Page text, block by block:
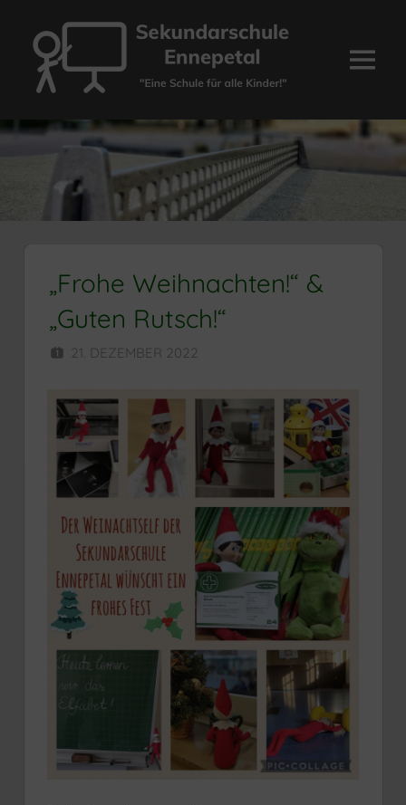
Inhalt
springen
Sekundarschule
Ennepetal
Menü
„Frohe Weihnachten!“ &
„Guten Rutsch!“
21. DEZEMBER 2022